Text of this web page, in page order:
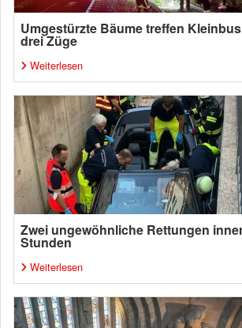
Umgestürzte Bäume treffen
drei Züge
Weiterlesen
Zwei ungewöhnliche Rettungen
Stunden
Weiterlesen